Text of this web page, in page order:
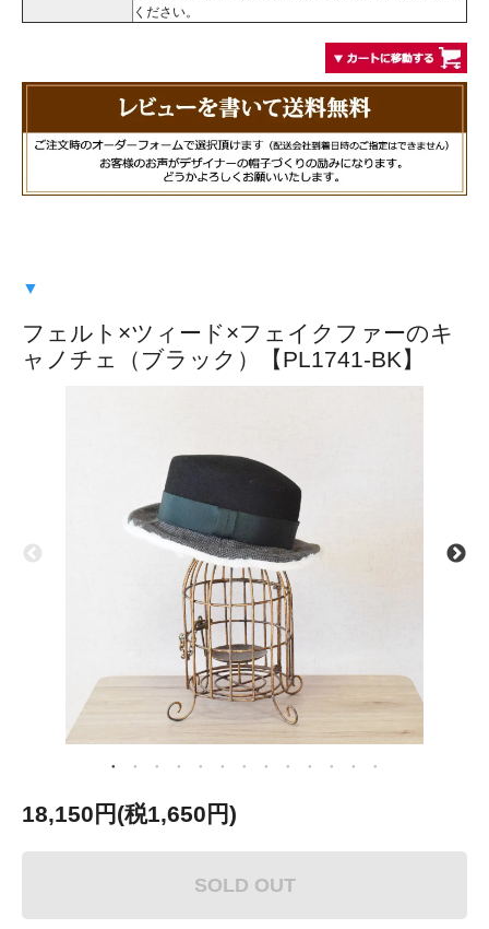
ください。
▼
フェルト×ツィード×フェイクファーのキ
ャノチェ（ブラック）【PL1741-BK】
18,150円(税1,650円)
SOLD OUT